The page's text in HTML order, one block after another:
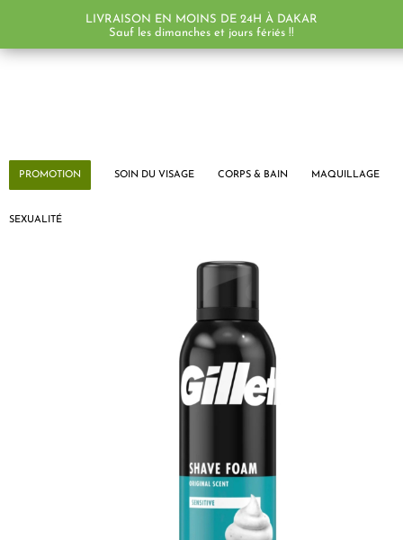
PROMOTION SOIN DU VISAGE CORPS & BAIN MAQUILLAGE
SEXUALITÉ
LIVRAISON EN MOINS DE 24H À DAKAR
Sauf les dimanches et jours fériés !!